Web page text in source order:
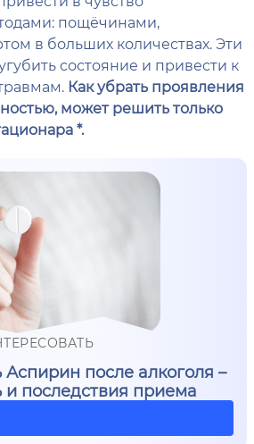
пощёчинами,
в больших количествах. Эти
состояние и привести к
Как убрать проявления
может решить только
*.
после алкоголя –
и последствия приема